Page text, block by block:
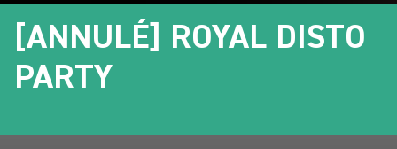
[ANNULÉ] ROYAL DISTO
PARTY